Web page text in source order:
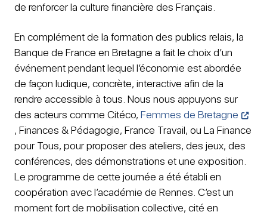
de renforcer la culture financière des Français.
En complément de la formation des publics relais, la
Banque de France en Bretagne a fait le choix d’un
événement pendant lequel l’économie est abordée
de façon ludique, concrète, interactive afin de la
rendre accessible à tous. Nous nous appuyons sur
des acteurs comme Citéco, Femmes de Bretagne
, Finances & Pédagogie, France Travail, ou La Finance
pour Tous, pour proposer des ateliers, des jeux, des
conférences, des démonstrations et une exposition.
Le programme de cette journée a été établi en
coopération avec l’académie de Rennes. C’est un
moment fort de mobilisation collective, cité en